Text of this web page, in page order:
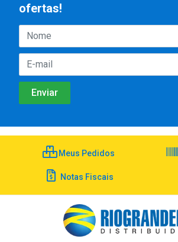
ofertas!
Meus Pedidos
Notas Fiscais